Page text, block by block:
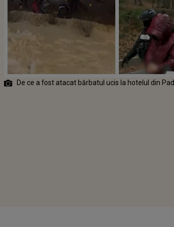
De ce a fost atacat bărbatul ucis la hotelul din